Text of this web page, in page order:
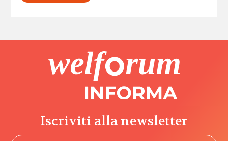
Iscriviti alla newsletter